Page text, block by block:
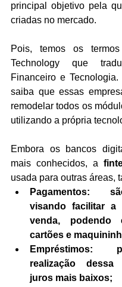
principal objetivo pela
criadas no mercado.
Pois, temos os
Technology que
Financeiro e Tecnologia.
saiba que essas
remodelar todos os
utilizando a própria
Embora os bancos
mais conhecidos, a
usada para outras áreas,
Pagamentos:
visando facilitar a
venda, podendo
cartões e
Empréstimos:
realização
juros mais baixos;